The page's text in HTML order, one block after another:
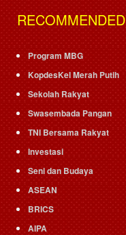
RECOMMENDED
Program MBG
KopdesKel Merah Putih
Sekolah Rakyat
Swasembada Pangan
TNI Bersama Rakyat
Investasi
Seni dan Budaya
ASEAN
BRICS
AIPA